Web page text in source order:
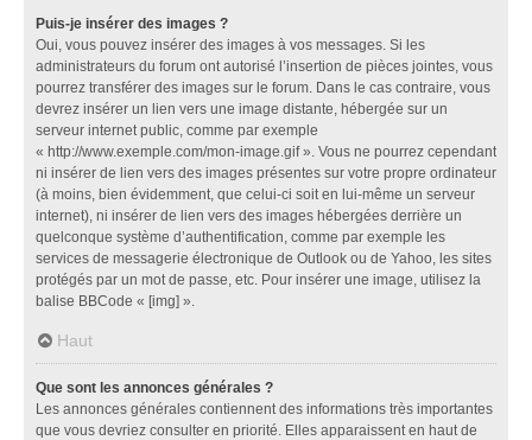
Puis-je insérer des images ?
Oui, vous pouvez insérer des images à vos messages. Si les
administrateurs du forum ont autorisé l’insertion de pièces jointes, vous
pourrez transférer des images sur le forum. Dans le cas contraire, vous
devrez insérer un lien vers une image distante, hébergée sur un
serveur internet public, comme par exemple
« http://www.exemple.com/mon-image.gif ». Vous ne pourrez cependant
ni insérer de lien vers des images présentes sur votre propre ordinateur
(à moins, bien évidemment, que celui-ci soit en lui-même un serveur
internet), ni insérer de lien vers des images hébergées derrière un
quelconque système d’authentification, comme par exemple les
services de messagerie électronique de Outlook ou de Yahoo, les sites
protégés par un mot de passe, etc. Pour insérer une image, utilisez la
balise BBCode « [img] ».
Haut
Que sont les annonces générales ?
Les annonces générales contiennent des informations très importantes
que vous devriez consulter en priorité. Elles apparaissent en haut de